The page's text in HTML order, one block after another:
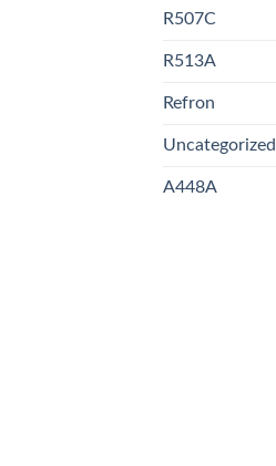
R507C
R513A
Refron
Uncategorized
A448A